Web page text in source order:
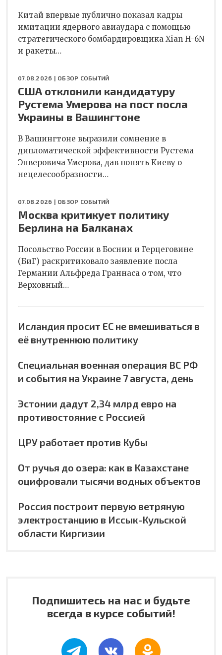
Китай впервые публично показал кадры
имитации ядерного авиаудара с помощью
стратегического бомбардировщика Xian H-6N
и ракеты…
07.08.2026 | ОБЗОР СОБЫТИЙ
США отклонили кандидатуру
Рустема Умерова на пост посла
Украины в Вашингтоне
В Вашингтоне выразили сомнение в
дипломатической эффективности Рустема
Энверовича Умерова, дав понять Киеву о
нецелесообразности…
07.08.2026 | ОБЗОР СОБЫТИЙ
Москва критикует политику
Берлина на Балканах
Посольство России в Боснии и Герцеговине
(БиГ) раскритиковало заявление посла
Германии Альфреда Граннаса о том, что
Верховный…
Исландия просит ЕС не вмешиваться в
её внутреннюю политику
Специальная военная операция ВС РФ
и события на Украине 7 августа, день
Эстонии дадут 2,34 млрд евро на
противостояние с Россией
ЦРУ работает против Кубы
От ручья до озера: как в Казахстане
оцифровали тысячи водных объектов
Россия построит первую ветряную
электростанцию в Иссык-Кульской
области Киргизии
Подпишитесь на нас и будьте
всегда в курсе событий!